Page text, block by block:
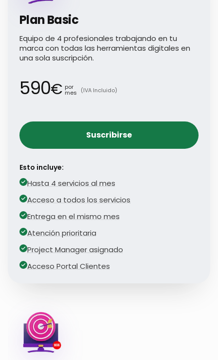
Plan Basic
Equipo de 4 profesionales trabajando en tu
marca con todas las herramientas digitales en
una sola suscripción.
590€ por
mes (IVA Incluido)
Suscribirse
Esto incluye:
Hasta 4 servicios al mes
Acceso a todos los servicios
Entrega en el mismo mes
Atención prioritaria
Project Manager asignado
Acceso Portal Clientes